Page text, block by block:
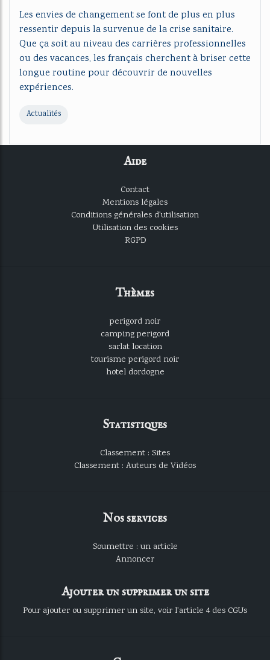
Les envies de changement se font de plus en plus
ressentir depuis la survenue de la crise sanitaire.
Que ça soit au niveau des carrières professionnelles
ou des vacances, les français cherchent à briser cette
longue routine pour découvrir de nouvelles
expériences.
Actualités
Aide
Contact
Mentions légales
Conditions générales d'utilisation
Utilisation des cookies
RGPD
Thèmes
perigord noir
camping perigord
sarlat location
tourisme perigord noir
hotel dordogne
Statistiques
Classement : Sites
Classement : Auteurs de Vidéos
Nos services
Soumettre : un article
Annoncer
Ajouter un supprimer un site
Pour ajouter ou supprimer un site, voir l'article 4 des CGUs